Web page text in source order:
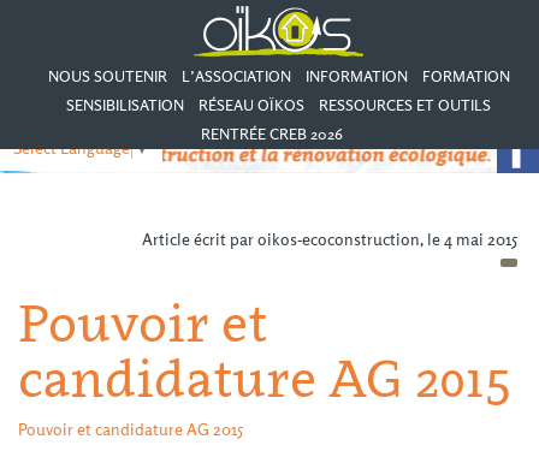
NOUS SOUTENIR L’ASSOCIATION INFORMATION
FORMATION
SENSIBILISATION
RÉSEAU OÏKOS
RESSOURCES ET OUTILS
RENTRÉE CREB 2026
Select Language▼
Article écrit par oikos-ecoconstruction, le 4 mai 2015
Pouvoir et
candidature AG 2015
Pouvoir et candidature AG 2015